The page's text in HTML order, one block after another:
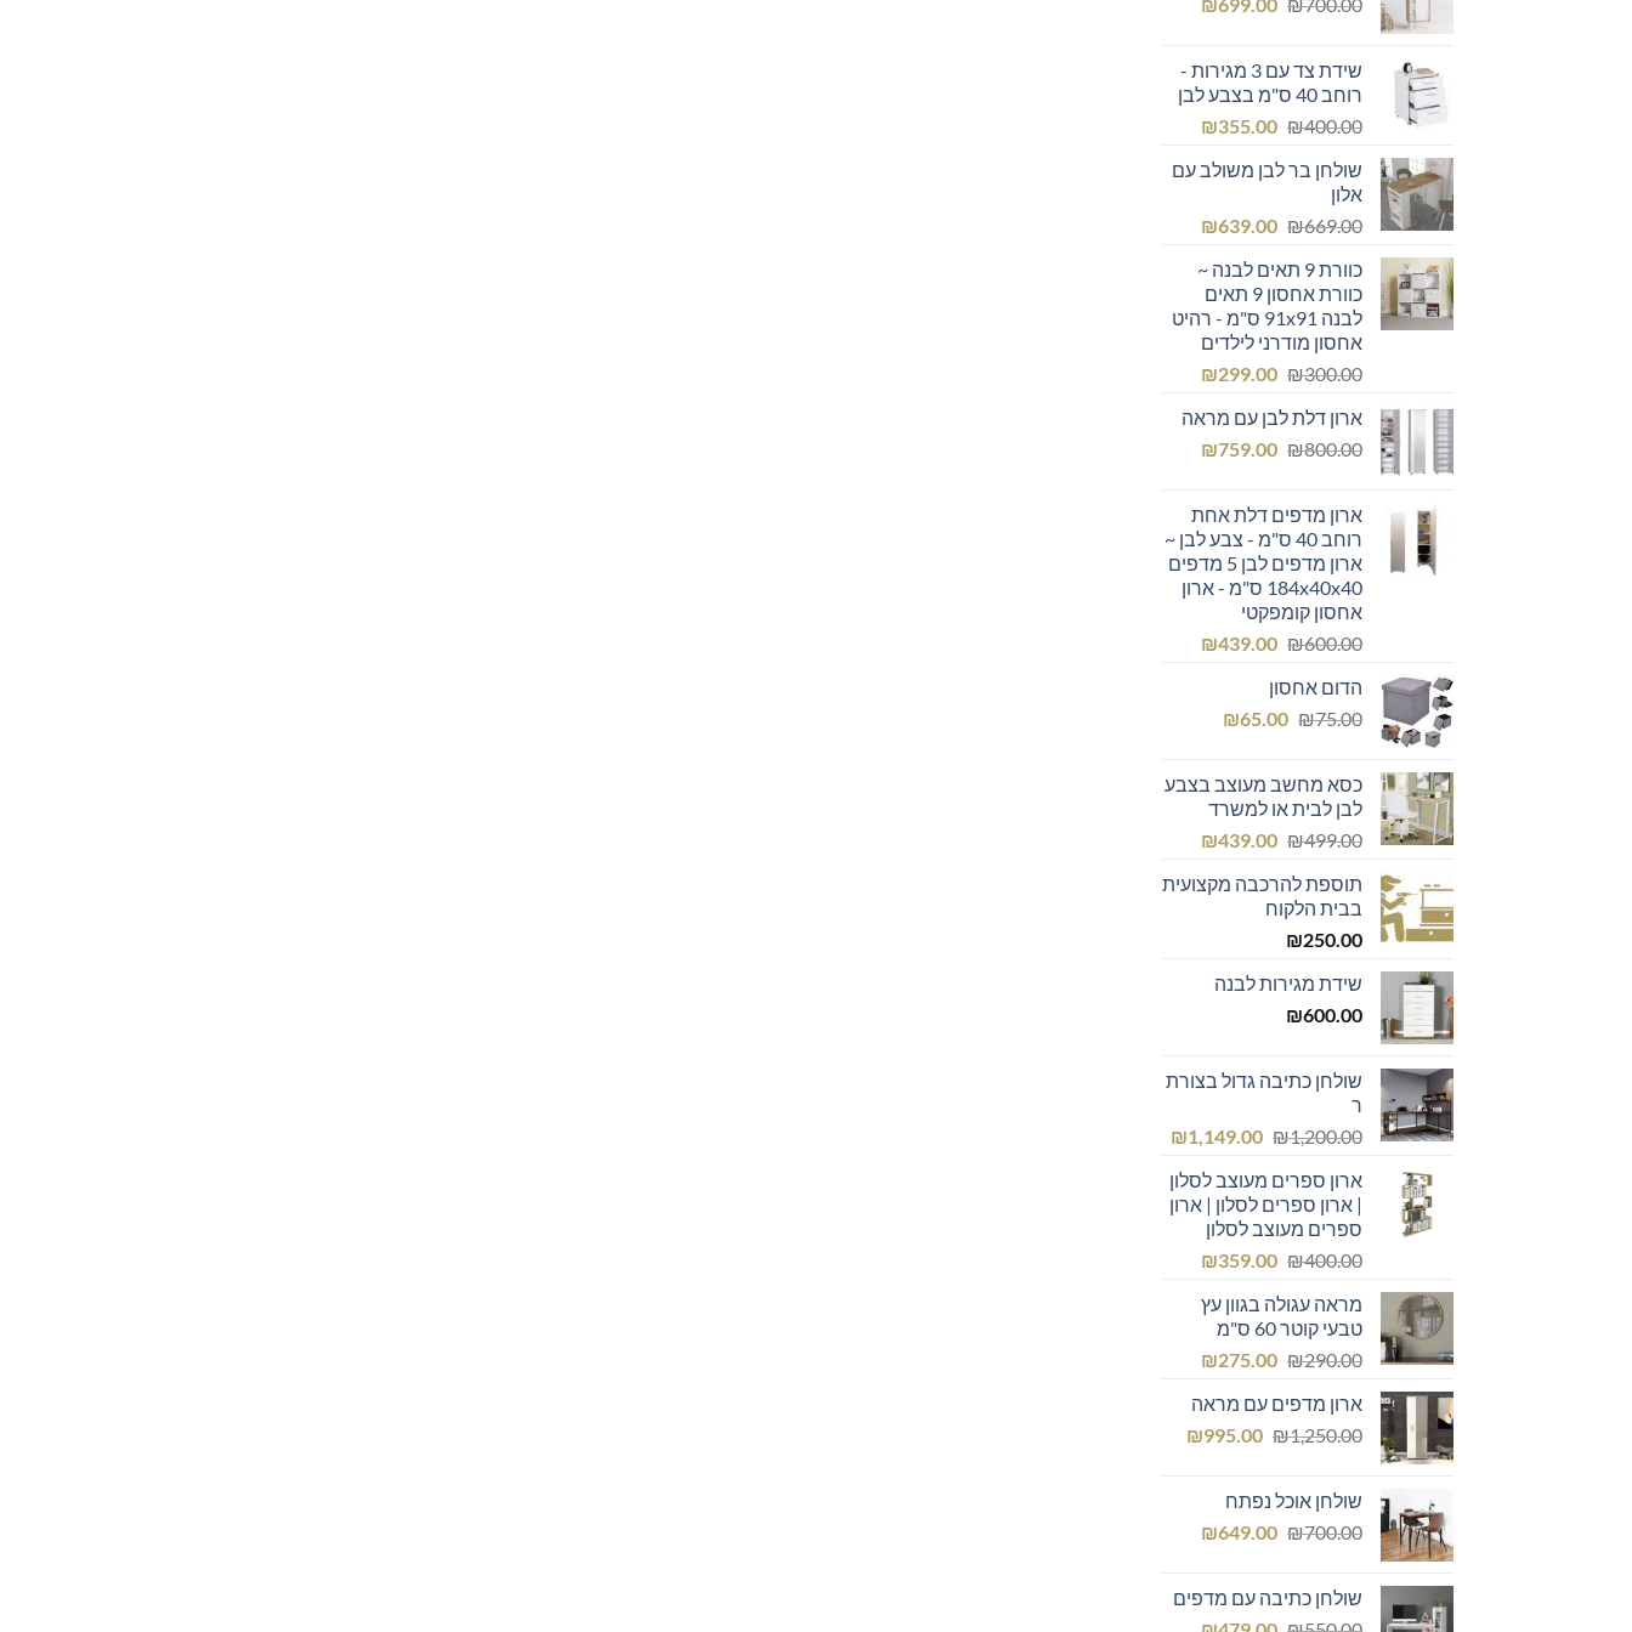
₪300.00.
₪249.00.
₪700.00
₪700.00.
₪699.00
₪699.00.שידת צד עם 3 מגירות -
רוחב 40 ס"מ בצבע לבן
₪400.00
המחיר
היה:
₪355.00
המחיר
הוא:
שולחן בר לבן משולב עם
אלון
₪669.00
המחיר
היה:
₪669.00.
₪639.00
המחיר
הוא:כוורת 9 תאים לבנה ~
כוורת אחסון 9 תאים
לבנה 91x91 ס"מ - רהיט
אחסון מודרני לילדים
₪300.00
המחיר
היה:
₪300.00.
₪299.00
המחיר
הוא:
₪299.00.
ארון דלת לבן עם מראה
₪800.00
המחיר
₪800.00.
₪759.00
המחיר
₪759.00.ארון מדפים דלת אחת
רוחב 40 ס"מ - צבע לבן ~
ארון מדפים לבן 5 מדפים
184x40x40 ס"מ - ארון
אחסון קומפקטי
₪600.00
המחיר
היה:
₪600.00.
₪439.00
המחיר
הדום אחסון
₪75.00
המחיר
₪75.00.
₪65.00
המחיר
₪65.00.
כסא מחשב מעוצב בצבע
לבן לבית או למשרד
₪499.00
המחיר
היה:
₪499.00.
₪439.00
המחיר
הוא:
תוספת להרכבה מקצועית
בבית הלקוח
₪250.00
שידת מגירות לבנה
₪600.00
שולחן כתיבה גדול בצורת
ר
₪1,200.00
המחיר
היה:
₪1,200.00.
₪1,149.00
המחיר
הוא:
₪1,149.00.
ארון ספרים מעוצב לסלון
| ארון ספרים לסלון | ארון
ספרים מעוצב לסלון
₪400.00
המחיר
היה:
₪400.00.
₪359.00
המחיר
הוא:מראה עגולה בגוון עץ
טבעי קוטר 60 ס"מ
₪290.00
המחיר
היה:
₪290.00.
₪275.00
המחיר
הוא:
₪275.00.
ארון מדפים עם מראה
₪1,250.00
המחיר
₪1,250.00.
₪995.00
המחיר
שולחן אוכל נפתח
₪700.00
המחיר
₪700.00.
₪649.00
המחיר
₪649.00.שולחן כתיבה עם מדפים